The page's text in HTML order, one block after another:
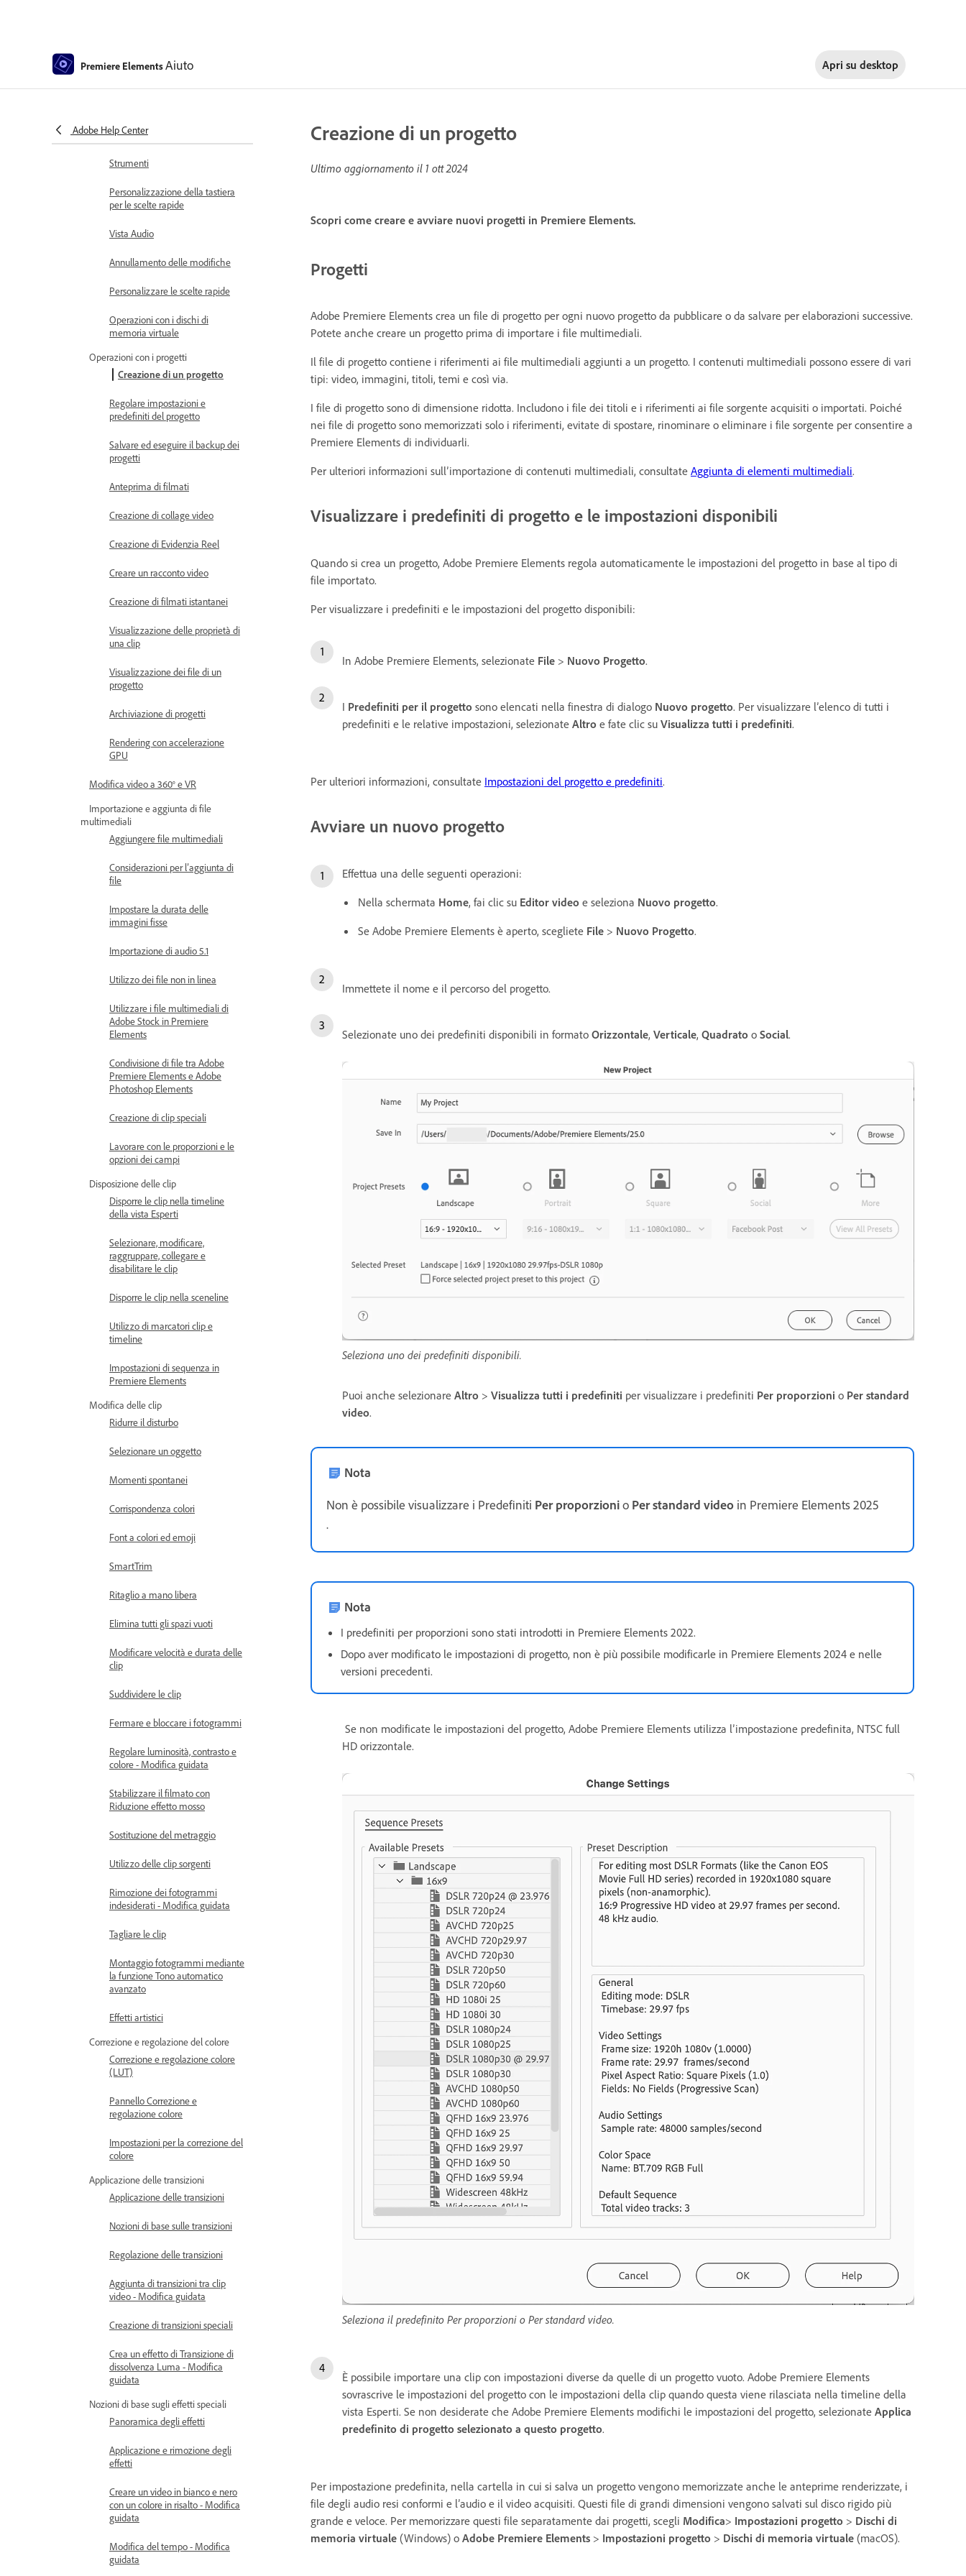
Premiere ElementsAiuto Apri su desktop
Adobe Help Center
Nozioni di base sull’area di lavoro
Utilizzo del monitor Sorgente e
Preferenze
Strumenti
Personalizzazione della tastiera
per le scelte rapide
Vista Audio
Annullamento delle modifiche
Personalizzare le scelte rapide
Operazioni con i dischi di
memoria virtuale
Operazioni con i progetti
Creazione di un progetto
Regolare impostazioni e
predefiniti del progetto
Salvare ed eseguire il backup dei
progetti
Anteprima di filmati
Creazione di collage video
Creazione di Evidenzia Reel
Creare un racconto video
Creazione di filmati istantanei
Visualizzazione delle proprietà di
una clip
Visualizzazione dei file di un
progetto
Archiviazione di progetti
Rendering con accelerazione
GPU
Modifica video a 360° e VR
Importazione e aggiunta di file
multimediali
Aggiungere file multimediali
Considerazioni per l’aggiunta di
file
Impostare la durata delle
immagini fisse
Importazione di audio 5.1
Utilizzo dei file non in linea
Utilizzare i file multimediali di
Adobe Stock in Premiere
Elements
Condivisione di file tra Adobe
Premiere Elements e Adobe
Photoshop Elements
Creazione di clip speciali
Lavorare con le proporzioni e le
opzioni dei campi
Disposizione delle clip
Disporre le clip nella timeline
della vista Esperti
Selezionare, modificare,
raggruppare, collegare e
disabilitare le clip
Disporre le clip nella sceneline
Utilizzo di marcatori clip e
timeline
Impostazioni di sequenza in
Premiere Elements
Modifica delle clip
Ridurre il disturbo
Selezionare un oggetto
Momenti spontanei
Corrispondenza colori
Font a colori ed emoji
SmartTrim
Ritaglio a mano libera
Elimina tutti gli spazi vuoti
Modificare velocità e durata delle
clip
Suddividere le clip
Fermare e bloccare i fotogrammi
Regolare luminosità, contrasto e
colore - Modifica guidata
Stabilizzare il filmato con
Riduzione effetto mosso
Sostituzione del metraggio
Utilizzo delle clip sorgenti
Rimozione dei fotogrammi
indesiderati - Modifica guidata
Tagliare le clip
Montaggio fotogrammi mediante
la funzione Tono automatico
avanzato
Effetti artistici
Correzione e regolazione del colore
Correzione e regolazione colore
(LUT)
Pannello Correzione e
regolazione colore
Impostazioni per la correzione del
colore
Applicazione delle transizioni
Applicazione delle transizioni
Nozioni di base sulle transizioni
Regolazione delle transizioni
Aggiunta di transizioni tra clip
video - Modifica guidata
Creazione di transizioni speciali
Crea un effetto di Transizione di
dissolvenza Luma - Modifica
guidata
Nozioni di base sugli effetti speciali
Panoramica degli effetti
Applicazione e rimozione degli
effetti
Creare un video in bianco e nero
con un colore in risalto - Modifica
guidata
Modifica del tempo - Modifica
guidata
Creazione di un progetto
Ultimo aggiornamento il 1 ott 2024
Scopri come creare e avviare nuovi progetti in Premiere Elements.
Progetti
Adobe Premiere Elements crea un file di progetto per ogni nuovo progetto da pubblicare o da salvare per elaborazioni successive.
Potete anche creare un progetto prima di importare i file multimediali.
Il file di progetto contiene i riferimenti ai file multimediali aggiunti a un progetto. I contenuti multimediali possono essere di vari
tipi: video, immagini, titoli, temi e così via.
I file di progetto sono di dimensione ridotta. Includono i file dei titoli e i riferimenti ai file sorgente acquisiti o importati. Poiché
nei file di progetto sono memorizzati solo i riferimenti, evitate di spostare, rinominare o eliminare i file sorgente per consentire a
Premiere Elements di individuarli.
Per ulteriori informazioni sull’importazione di contenuti multimediali, consultate Aggiunta di elementi multimediali.
Visualizzare i predefiniti di progetto e le impostazioni disponibili
Quando si crea un progetto, Adobe Premiere Elements regola automaticamente le impostazioni del progetto in base al tipo di
file importato.
Per visualizzare i predefiniti e le impostazioni del progetto disponibili:
In Adobe Premiere Elements, selezionate File > Nuovo Progetto.
I Predefiniti per il progetto sono elencati nella finestra di dialogo Nuovo progetto. Per visualizzare l’elenco di tutti i
predefiniti e le relative impostazioni, selezionate Altro e fate clic su Visualizza tutti i predefiniti.
Per ulteriori informazioni, consultate Impostazioni del progetto e predefiniti.
Avviare un nuovo progetto
Effettua una delle seguenti operazioni:
Nella schermata Home, fai clic su Editor video e seleziona Nuovo progetto.
Se Adobe Premiere Elements è aperto, scegliete File > Nuovo Progetto.
Immettete il nome e il percorso del progetto.
Selezionate uno dei predefiniti disponibili in formato Orizzontale, Verticale, Quadrato o Social.
Seleziona uno dei predefiniti disponibili.
Puoi anche selezionare Altro > Visualizza tutti i predefiniti per visualizzare i predefiniti Per proporzioni o Per standard
video.
Nota
Non è possibile visualizzare i Predefiniti Per proporzionio Per standard video in Premiere Elements 2025
.
Nota
I predefiniti per proporzioni sono stati introdotti in Premiere Elements 2022.
Dopo aver modificato le impostazioni di progetto, non è più possibile modificarle in Premiere Elements 2024 e nelle
versioni precedenti.
Se non modificate le impostazioni del progetto, Adobe Premiere Elements utilizza l’impostazione predefinita, NTSC full
HD orizzontale.
Seleziona il predefinito Per proporzioni o Per standard video.
È possibile importare una clip con impostazioni diverse da quelle di un progetto vuoto. Adobe Premiere Elements
sovrascrive le impostazioni del progetto con le impostazioni della clip quando questa viene rilasciata nella timeline della
vista Esperti. Se non desiderate che Adobe Premiere Elements modifichi le impostazioni del progetto, selezionate Applica
predefinito di progetto selezionato a questo progetto.
Per impostazione predefinita, nella cartella in cui si salva un progetto vengono memorizzate anche le anteprime renderizzate, i
file degli audio resi conformi e l’audio e il video acquisiti. Questi file di grandi dimensioni vengono salvati sul disco rigido più
grande e veloce. Per memorizzare questi file separatamente dai progetti, scegli Modifica> Impostazioni progetto > Dischi di
memoria virtuale (Windows) o Adobe Premiere Elements > Impostazioni progetto > Dischi di memoria virtuale (macOS).